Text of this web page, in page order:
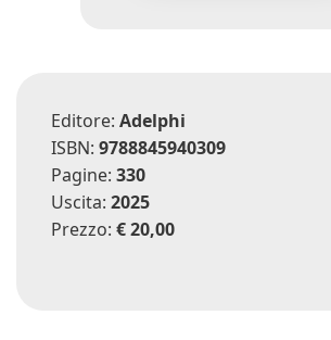
Editore: Adelphi
ISBN: 9788845940309
Pagine: 330
Uscita: 2025
Prezzo: € 20,00